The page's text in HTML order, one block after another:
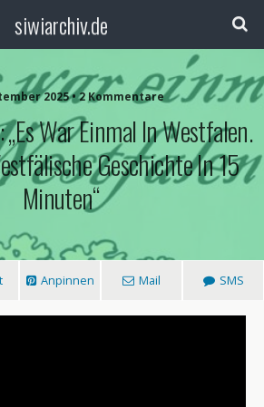
siwiarchiv.de
2025 • 2 Kommentare
War Einmal In Westfalen.
Geschichte In 15
Minuten“
Anpinnen Mail SMS